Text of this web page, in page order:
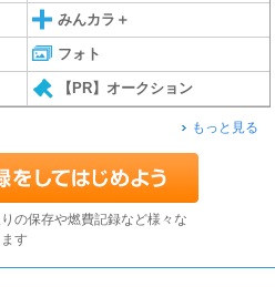
みんカラ＋
フォト
【PR】オークション
もっと見る
の保存や燃費記録など様々な
す